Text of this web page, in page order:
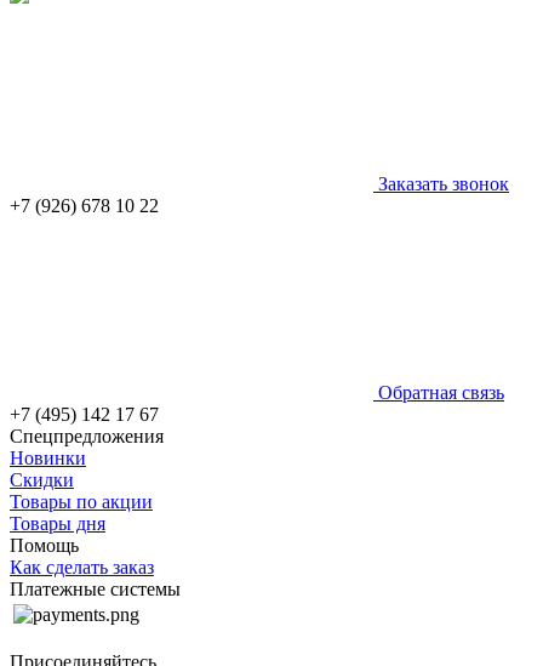
Заказать звонок
+7 (926) 678 10 22
Обратная связь
+7 (495) 142 17 67
Спецпредложения
Новинки
Скидки
Товары по акции
Товары дня
Помощь
Как сделать заказ
Платежные системы
Присоединяйтесь